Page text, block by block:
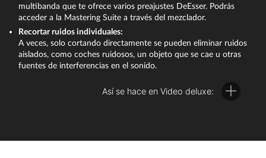
deluxe.
multibanda que te ofrece varios preajustes DeEsser. Podrás
acceder a la Mastering Suite a través del mezclador.
Recortar ruidos individuales:
A veces, solo cortando directamente se pueden eliminar ruidos
aislados, como coches ruidosos, un objeto que se cae u otras
fuentes de interferencias en el sonido.
Así se hace en Video deluxe: